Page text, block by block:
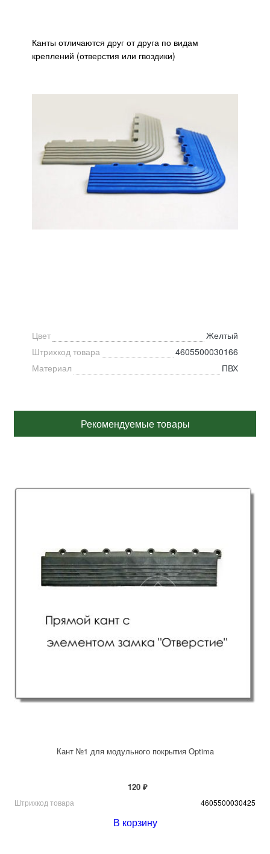
Канты отличаются друг от друга по видам
креплений (отверстия или гвоздики)
Цвет
Желтый
Штрихкод товара
4605500030166
Материал
ПВХ
Рекомендуемые товары
Кант №1 для модульного покрытия Optima
120 ₽
Штрихкод товара 4605500030425
В корзину